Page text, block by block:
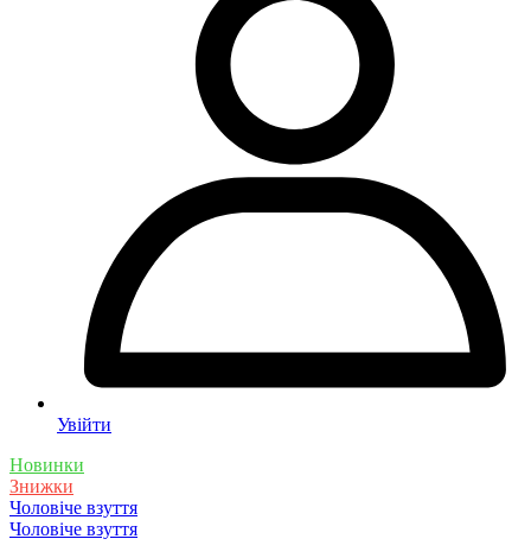
Увійти
Новинки
Знижки
Чоловіче взуття
Чоловіче взуття